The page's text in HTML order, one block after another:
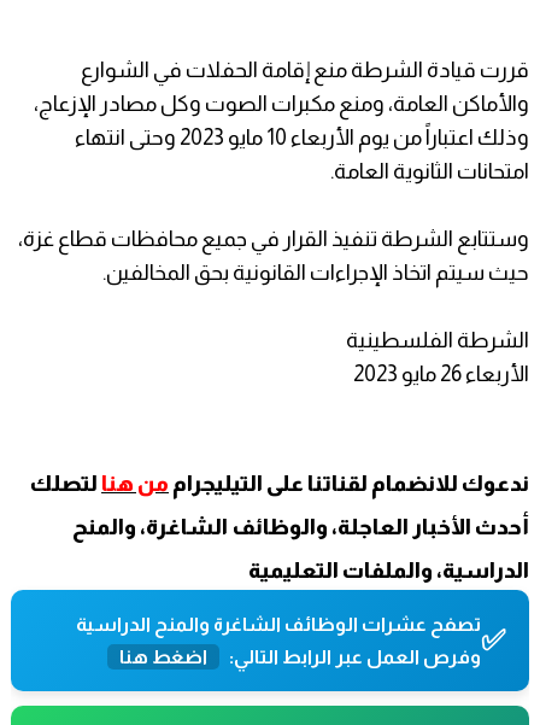
قررت قيادة الشرطة منع إقامة الحفلات في الشوارع
والأماكن العامة، ومنع مكبرات الصوت وكل مصادر الإزعاج،
وذلك اعتباراً من يوم الأربعاء 10 مايو 2023 وحتى انتهاء
امتحانات الثانوية العامة.
وستتابع الشرطة تنفيذ القرار في جميع محافظات قطاع غزة،
حيث سيتم اتخاذ الإجراءات القانونية بحق المخالفين.
الشرطة الفلسطينية
الأربعاء 26 مايو 2023
ندعوك للانضمام لقناتنا على التيليجرام من هنا لتصلك
أحدث الأخبار العاجلة، والوظائف الشاغرة، والمنح
الدراسية، والملفات التعليمية
✅تصفح عشرات الوظائف الشاغرة والمنح الدراسية
وفرص العمل عبر الرابط التالي:
اضغط هنا